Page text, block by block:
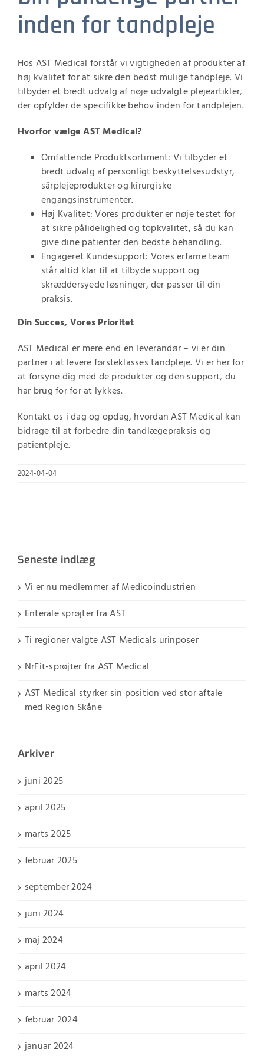
inden for tandpleje
Hos AST Medical forstår vi vigtigheden af produkter af
høj kvalitet for at sikre den bedst mulige tandpleje. Vi
tilbyder et bredt udvalg af nøje udvalgte plejeartikler,
der opfylder de specifikke behov inden for tandplejen.
Hvorfor vælge AST Medical?
Omfattende Produktsortiment: Vi tilbyder et
bredt udvalg af personligt beskyttelsesudstyr,
sårplejeprodukter og kirurgiske
engangsinstrumenter.
Høj Kvalitet: Vores produkter er nøje testet for
at sikre pålidelighed og topkvalitet, så du kan
give dine patienter den bedste behandling.
Engageret Kundesupport: Vores erfarne team
står altid klar til at tilbyde support og
skræddersyede løsninger, der passer til din
praksis.
Din Succes, Vores Prioritet
AST Medical er mere end en leverandør – vi er din
partner i at levere førsteklasses tandpleje. Vi er her for
at forsyne dig med de produkter og den support, du
har brug for for at lykkes.
Kontakt os i dag og opdag, hvordan AST Medical kan
bidrage til at forbedre din tandlægepraksis og
patientpleje.
2024-04-04
Seneste indlæg
Vi er nu medlemmer af Medicoindustrien
Enterale sprøjter fra AST
Ti regioner valgte AST Medicals urinposer
NrFit-sprøjter fra AST Medical
AST Medical styrker sin position ved stor aftale
med Region Skåne
Arkiver
juni 2025
april 2025
marts 2025
februar 2025
september 2024
juni 2024
maj 2024
april 2024
marts 2024
februar 2024
januar 2024